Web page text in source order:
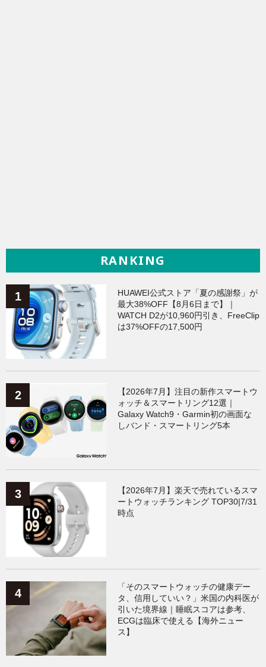
RANKING
HUAWEI公式ストア「夏の感謝祭」が
最大38%OFF【8月6日まで】｜
WATCH D2が10,960円引き、FreeClip
は37%OFFの17,500円
【2026年7月】注目の新作スマートウ
ォッチ＆スマートリング12選｜
Galaxy Watch9・Garmin初の画面な
しバンド・スマートリング5本
【2026年7月】楽天で売れているスマ
ートウォッチランキング TOP30|7/31
時点
「そのスマートウォッチの健康デー
タ、信用していい？」米国の内科医が
引いた境界線｜睡眠スコアは参考、
ECGは臨床で使える【海外ニュー
ス】